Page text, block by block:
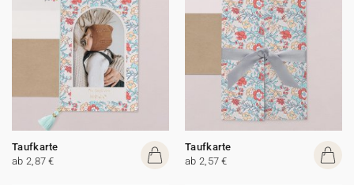
Taufkarte
ab 2,87 €
Taufkarte
ab 2,57 €